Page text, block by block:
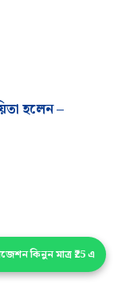
হলেন –
কিনুন মাত্র ₹25 এ